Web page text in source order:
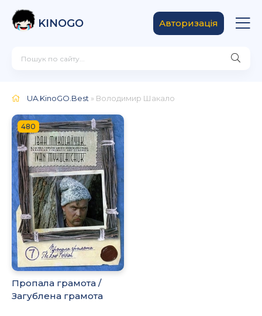
KINOGO Авторизація
UA.KinoGO.Best » Володимир Шакало
480
Пропала грамота /
Загублена грамота